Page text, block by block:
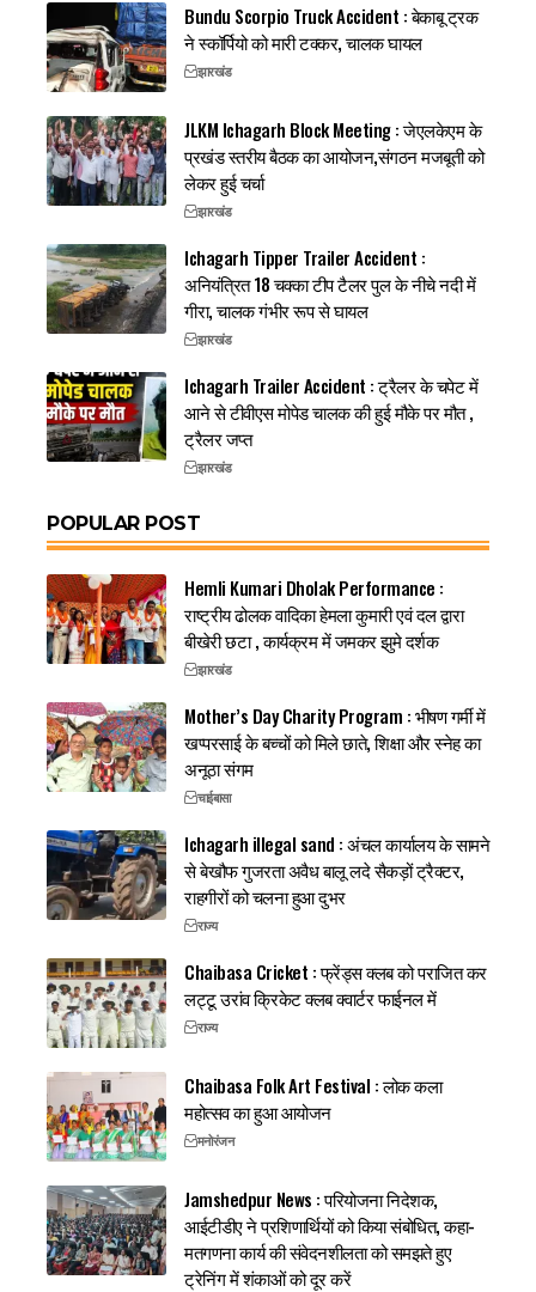
Bundu Scorpio Truck Accident : बेकाबू ट्रक
ने स्कॉर्पियो को मारी टक्कर, चालक घायल
झारखंड
JLKM Ichagarh Block Meeting : जेएलकेएम के
प्रखंड स्तरीय बैठक का आयोजन,संगठन मजबूती को
लेकर हुई चर्चा
झारखंड
Ichagarh Tipper Trailer Accident :
अनियंत्रित 18 चक्का टीप टैलर पुल के नीचे नदी में
गीरा, चालक गंभीर रूप से घायल
झारखंड
Ichagarh Trailer Accident : ट्रैलर के चपेट में
आने से टीवीएस मोपेड चालक की हुई मौके पर मौत ,
ट्रैलर जप्त
झारखंड
POPULAR POST
Hemli Kumari Dholak Performance :
राष्ट्रीय ढोलक वादिका हेमला कुमारी एवं दल द्वारा
बीखेरी छटा , कार्यक्रम में जमकर झुमे दर्शक
झारखंड
Mother’s Day Charity Program : भीषण गर्मी में
खप्परसाई के बच्चों को मिले छाते, शिक्षा और स्नेह का
अनूठा संगम
चाईबासा
Ichagarh illegal sand : अंचल कार्यालय के सामने
से बेखौफ गुजरता अवैध बालू लदे सैकड़ों ट्रैक्टर,
राहगीरों को चलना हुआ दुभर
राज्य
Chaibasa Cricket : फ्रेंड्स क्लब को पराजित कर
लट्टू उरांव क्रिकेट क्लब क्वार्टर फाईनल में
राज्य
Chaibasa Folk Art Festival : लोक कला
महोत्सव का हुआ आयोजन
मनोरंजन
Jamshedpur News : परियोजना निदेशक,
आईटीडीए ने प्रशिणार्थियों को किया संबोधित, कहा-
मतगणना कार्य की संवेदनशीलता को समझते हुए
ट्रेनिंग में शंकाओं को दूर करें